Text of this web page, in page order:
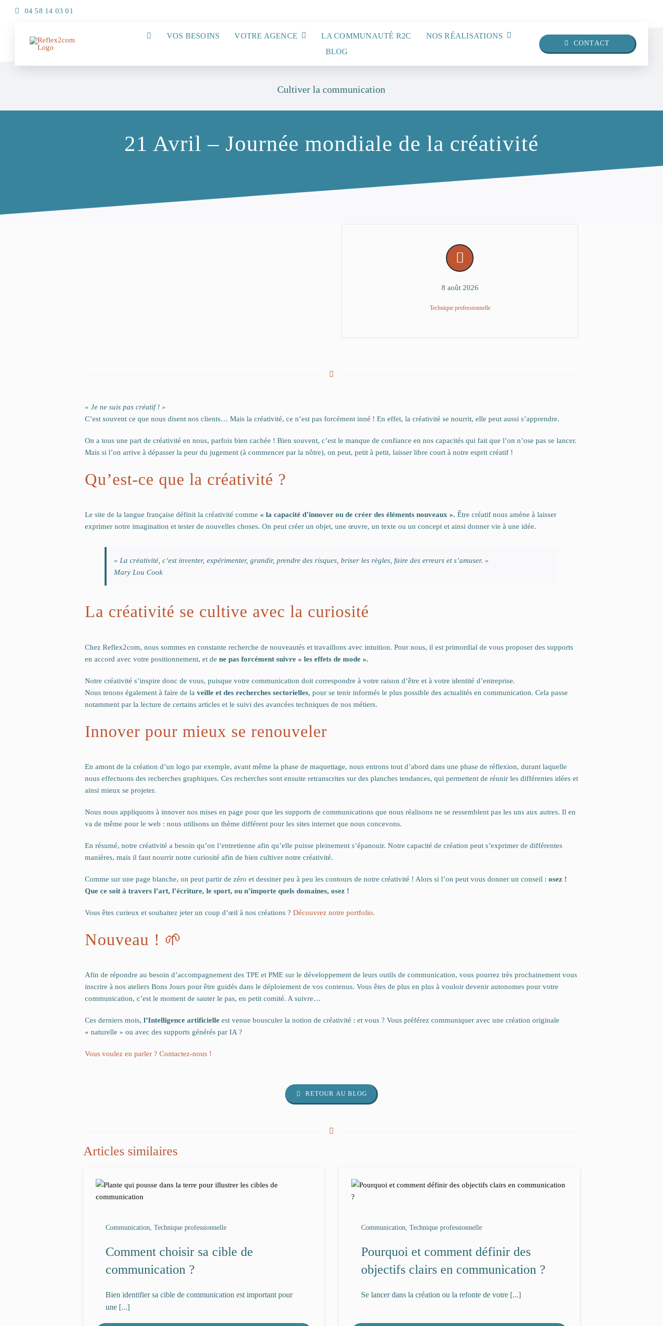
04 58 14 03 01
VOS BESOINS VOTRE AGENCE LA COMMUNAUTÉ R2C
NOS RÉALISATIONS
BLOG
CONTACT
Cultiver la communication
21 Avril – Journée mondiale de la créativité
8 août 2026
Technique professionnelle
« Je ne suis pas créatif ! »
C’est souvent ce que nous disent nos clients… Mais la créativité, ce n’est pas forcément inné ! En effet, la créativité se nourrit, elle peut aussi s’apprendre.
On a tous une part de créativité en nous, parfois bien cachée ! Bien souvent, c’est le manque de confiance en nos capacités qui fait que l’on n’ose pas se lancer.
Mais si l’on arrive à dépasser la peur du jugement (à commencer par la nôtre), on peut, petit à petit, laisser libre court à notre esprit créatif !
Qu’est-ce que la créativité ?
Le site de la langue française définit la créativité comme « la capacité d’innover ou de créer des éléments nouveaux ». Être créatif nous amène à laisser
exprimer notre imagination et tester de nouvelles choses. On peut créer un objet, une œuvre, un texte ou un concept et ainsi donner vie à une idée.
« La créativité, c’est inventer, expérimenter, grandir, prendre des risques, briser les règles, faire des erreurs et s’amuser. »
Mary Lou Cook
La créativité se cultive avec la curiosité
Chez Reflex2com, nous sommes en constante recherche de nouveautés et travaillons avec intuition. Pour nous, il est primordial de vous proposer des supports
en accord avec votre positionnement, et de ne pas forcément suivre « les effets de mode ».
Notre créativité s’inspire donc de vous, puisque votre communication doit correspondre à votre raison d’être et à votre identité d’entreprise.
Nous tenons également à faire de la veille et des recherches sectorielles, pour se tenir informés le plus possible des actualités en communication. Cela passe
notamment par la lecture de certains articles et le suivi des avancées techniques de nos métiers.
Innover pour mieux se renouveler
En amont de la création d’un logo par exemple, avant même la phase de maquettage, nous entrons tout d’abord dans une phase de réflexion, durant laquelle
nous effectuons des recherches graphiques. Ces recherches sont ensuite retranscrites sur des planches tendances, qui permettent de réunir les différentes idées et
ainsi mieux se projeter.
Nous nous appliquons à innover nos mises en page pour que les supports de communications que nous réalisons ne se ressemblent pas les uns aux autres. Il en
va de même pour le web : nous utilisons un thème différent pour les sites internet que nous concevons.
En résumé, notre créativité a besoin qu’on l’entretienne afin qu’elle puisse pleinement s’épanouir. Notre capacité de création peut s’exprimer de différentes
manières, mais il faut nourrir notre curiosité afin de bien cultiver notre créativité.
Comme sur une page blanche, on peut partir de zéro et dessiner peu à peu les contours de notre créativité ! Alors si l’on peut vous donner un conseil : osez !
Que ce soit à travers l’art, l’écriture, le sport, ou n’importe quels domaines, osez !
Vous êtes curieux et souhaitez jeter un coup d’œil à nos créations ? Découvrez notre portfolio.
Nouveau ! 🌱
Afin de répondre au besoin d’accompagnement des TPE et PME sur le développement de leurs outils de communication, vous pourrez très prochainement vous
inscrire à nos ateliers Bons Jours pour être guidés dans le déploiement de vos contenus. Vous êtes de plus en plus à vouloir devenir autonomes pour votre
communication, c’est le moment de sauter le pas, en petit comité. A suivre…
Ces derniers mois, l’Intelligence artificielle est venue bousculer la notion de créativité : et vous ? Vous préférez communiquer avec une création originale
« naturelle » ou avec des supports générés par IA ?
Vous voulez en parler ? Contactez-nous !
RETOUR AU BLOG
Articles similaires
Communication, Technique professionnelle
Comment choisir sa cible de
communication ?
Bien identifier sa cible de communication est important pour
une [...]
Communication, Technique professionnelle
Pourquoi et comment définir des
objectifs clairs en communication ?
Se lancer dans la création ou la refonte de votre [...]